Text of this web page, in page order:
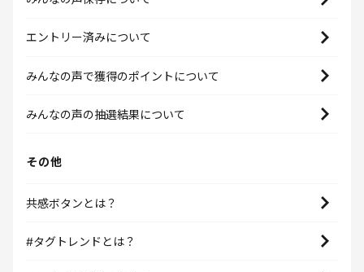
エントリー済みについて
みんなの声で獲得のポイントについて
みんなの声の抽選結果について
その他
共感ボタンとは？
#タグトレンドとは？